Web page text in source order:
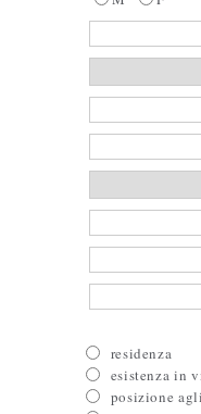
residenza
esistenza in
posizione